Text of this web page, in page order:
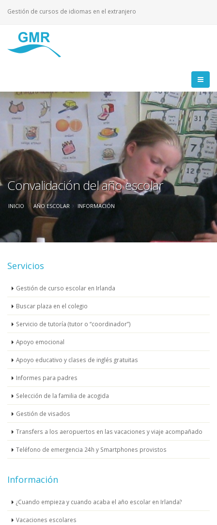
Gestión de cursos de idiomas en el extranjero
Convalidación del año escolar
INICIO AÑO ESCOLAR INFORMACIÓN
Servicios
Gestión de curso escolar en Irlanda
Buscar plaza en el colegio
Servicio de tutoría (tutor o “coordinador”)
Apoyo emocional
Apoyo educativo y clases de inglés gratuitas
Informes para padres
Selección de la familia de acogida
Gestión de visados
Transfers a los aeropuertos en las vacaciones y viaje acompañado
Teléfono de emergencia 24h y Smartphones provistos
Información
¿Cuando empieza y cuando acaba el año escolar en Irlanda?
Vacaciones escolares